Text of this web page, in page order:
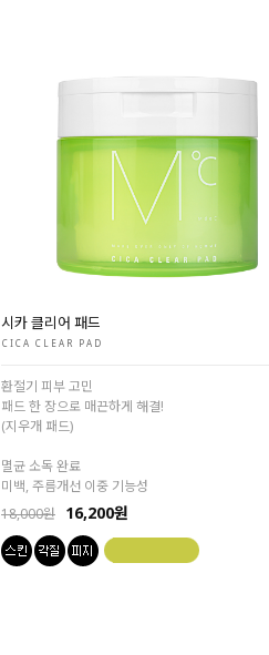
시카 클리어 패드
CICA CLEAR PAD
환절기 피부 고민
패드 한 장으로 매끈하게 해결!
(지우개 패드)
멸균 소독 완료
미백, 주름개선 이중 기능성
18,000원 16,200원